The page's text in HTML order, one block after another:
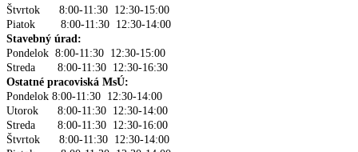
Štvrtok 8:00-11:30 12:30-15:00
Piatok 8:00-11:30 12:30-14:00
Stavebný úrad:
Pondelok 8:00-11:30 12:30-15:00
Streda 8:00-11:30 12:30-16:30
Ostatné pracoviská MsÚ:
Pondelok 8:00-11:30 12:30-14:00
Utorok 8:00-11:30 12:30-14:00
Streda 8:00-11:30 12:30-16:00
Štvrtok 8:00-11:30 12:30-14:00